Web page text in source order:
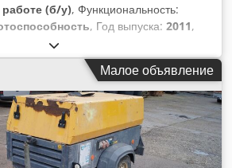
работе (б/у), Функциональность:
, Год выпуска: 2011,
, Оборудование:
XAS 67 DDG, год выпуска 2011,
объемный расход 3,5 м³, аварийное
1 x 230 вольт, 2 x 400 вольт,
имеется одобрение,
при включении аварийного
SMF-MR на выходе Dcodpfx Agev
Малое объявление